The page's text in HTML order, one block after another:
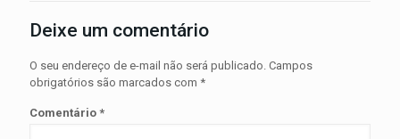
Deixe um comentário
O seu endereço de e-mail não será publicado. Campos
obrigatórios são marcados com *
Comentário *